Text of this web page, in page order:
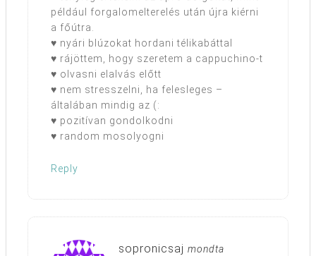
például forgalomelterelés után újra kiérni
a főútra.
♥ nyári blúzokat hordani télikabáttal
♥ rájöttem, hogy szeretem a cappuchino-t
♥ olvasni elalvás előtt
♥ nem stresszelni, ha felesleges –
általában mindig az (:
♥ pozitívan gondolkodni
♥ random mosolyogni
Reply
sopronicsaj mondta